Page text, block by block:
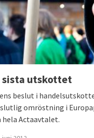
sista utskottet
beslut i
omröstning i
hela Actaavtalet.